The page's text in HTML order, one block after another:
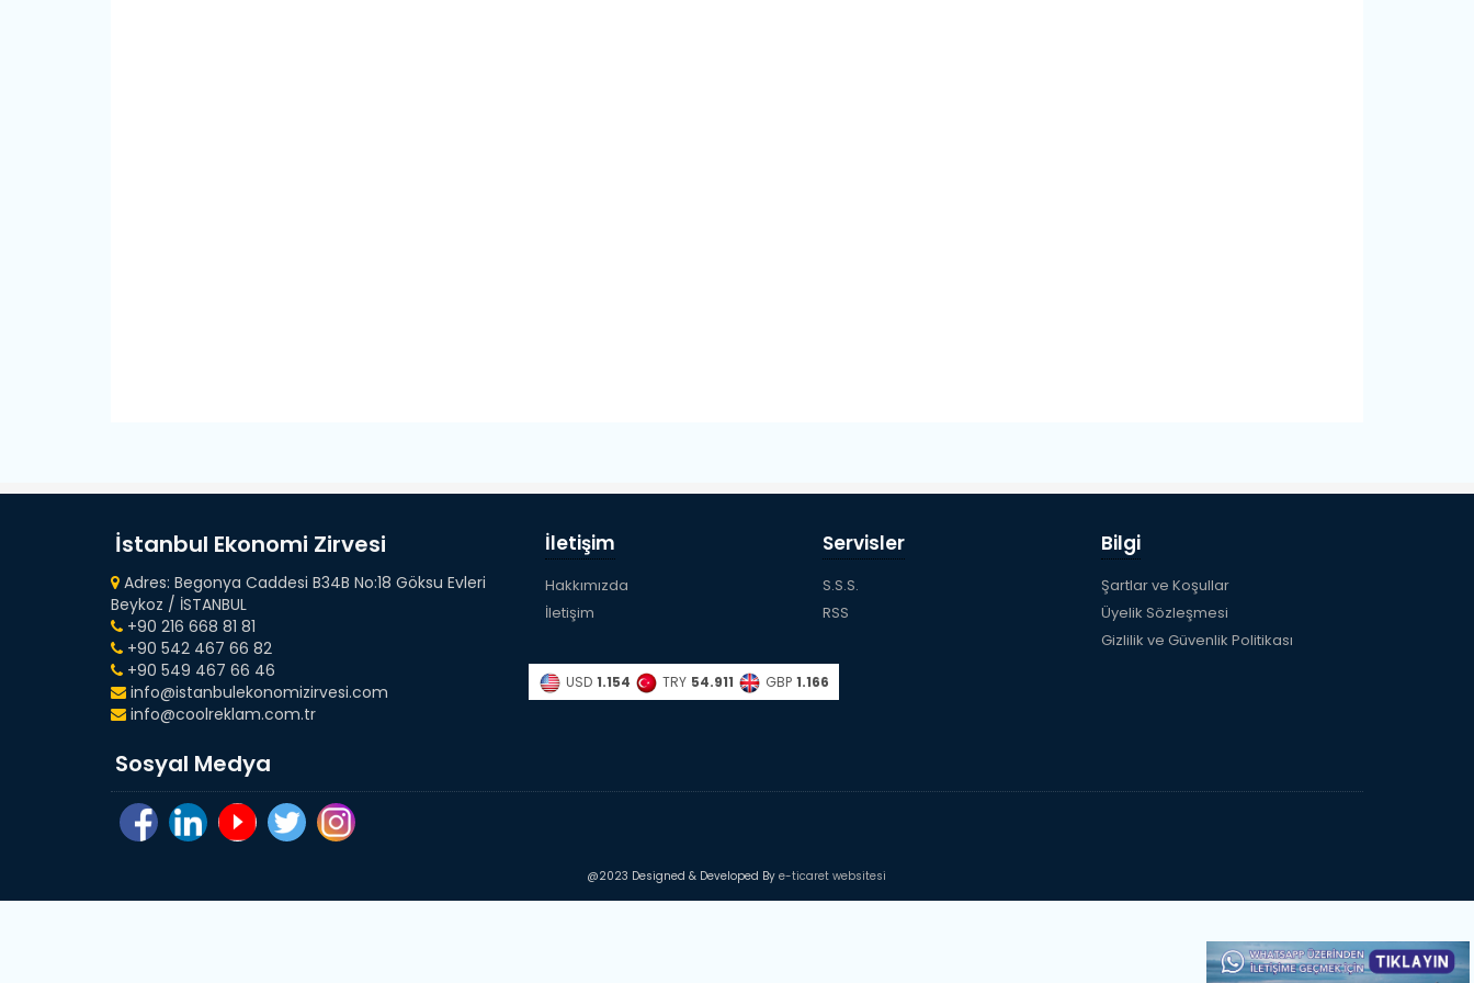
İstanbul Ekonomi Zirvesi
Adres: Begonya Caddesi B34B No:18 Göksu Evleri
Beykoz / İSTANBUL
+90 216 668 81 81
+90 542 467 66 82
+90 549 467 66 46
info@istanbulekonomizirvesi.com
info@coolreklam.com.tr
İletişim
Hakkımızda
İletişim
Servisler
S.S.S.
RSS
Bilgi
Şartlar ve Koşullar
Üyelik Sözleşmesi
Gizlilik ve Güvenlik Politikası
USD 1.154 TRY 54.911 GBP 1.166
Sosyal Medya
@2023 Designed & Developed Bye-ticaret websitesi